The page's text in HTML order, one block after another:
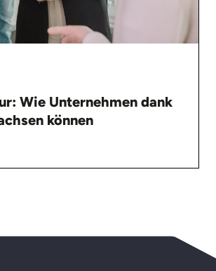
Wie Unternehmen dank
können